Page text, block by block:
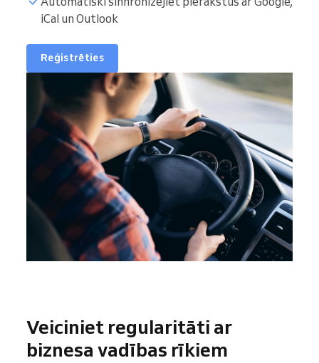
iCal un Outlook
Reģistrēties
Veiciniet regularitāti ar
biznesa vadības rīkiem